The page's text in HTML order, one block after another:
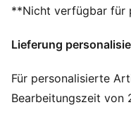
Bewegung entwickelt
Gewebe leiten
Hergestellt aus
Materialien.
**Nicht verfügbar für
Lieferung
Für personalisierte
Bearbeitungszeit von